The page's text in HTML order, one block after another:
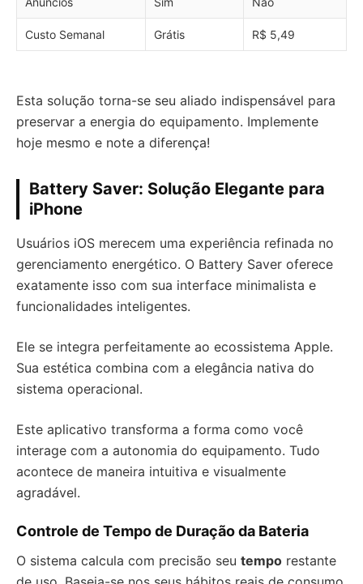
Custo Semanal Grátis R$ 5,49
Esta solução torna-se seu aliado indispensável para
preservar a energia do equipamento. Implemente
hoje mesmo e note a diferença!
Battery Saver: Solução Elegante para
iPhone
Usuários iOS merecem uma experiência refinada no
gerenciamento energético. O Battery Saver oferece
exatamente isso com sua interface minimalista e
funcionalidades inteligentes.
Ele se integra perfeitamente ao ecossistema Apple.
Sua estética combina com a elegância nativa do
sistema operacional.
Este aplicativo transforma a forma como você
interage com a autonomia do equipamento. Tudo
acontece de maneira intuitiva e visualmente
agradável.
Controle de Tempo de Duração da Bateria
O sistema calcula com precisão seu tempo restante